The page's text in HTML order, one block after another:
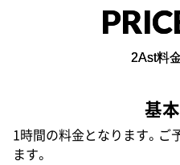
2Ast料
基
1時間の料金となります。ご
ます。